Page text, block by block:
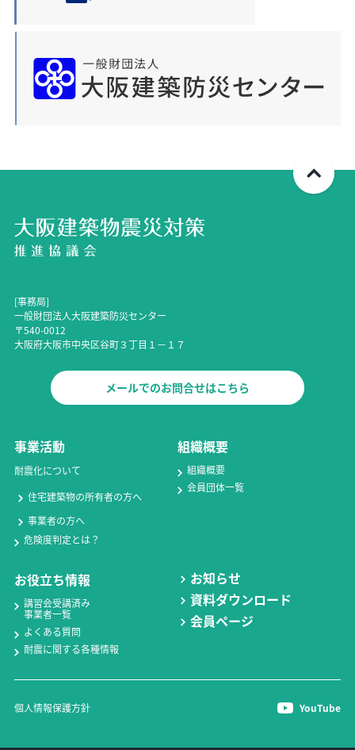
事業活動
耐震化について
住宅建築物の所有者の方へ
事業者の方へ
危険度判定とは？
組織概要
組織概要
会員団体一覧
お役立ち情報
講習会受講済み
事業者一覧
よくある質問
耐震に関する各種情報
お知らせ
資料ダウンロード
会員ページ
個人情報保護方針 YouTube
[事務局]
一般財団法人大阪建築防災センター
〒540-0012
大阪府大阪市中央区谷町３丁目１－１７
メールでのお問合せはこちら